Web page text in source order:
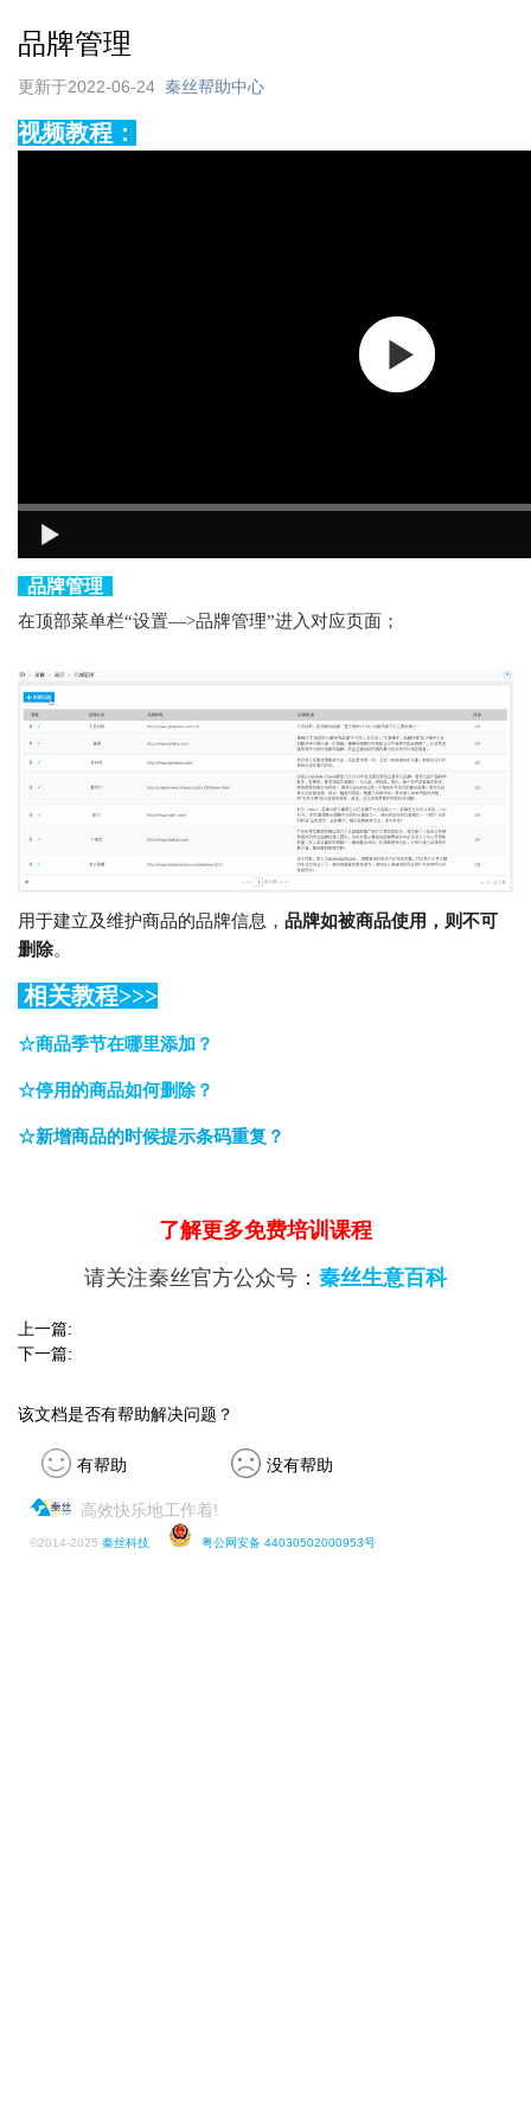
品牌管理
更新于2022-06-24 秦丝帮助中心
视频教程：
品牌管理
在顶部菜单栏“设置—>品牌管理”进入对应页面；
用于建立及维护商品的品牌信息， 品牌如被商品使用，则不可
删除。
相关教程>>>
☆商品季节在哪里添加？
☆停用的商品如何删除？
☆新增商品的时候提示条码重复？
了解更多免费培训课程
请关注秦丝官方公众号： 秦丝生意百科
上一篇:
下一篇:
该文档是否有帮助解决问题？
有帮助 没有帮助
高效快乐地工作着!
©2014-2025 秦丝科技 粤公网安备 44030502000953号